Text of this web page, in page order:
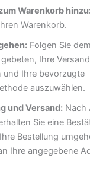
Warenkorb
Warenkorb.
Folgen Sie
Ihre
und Ihre bevorzugte
auszuwählen.
und Versand:Nach
Sie eine
Bestellung
Ihre angegebene